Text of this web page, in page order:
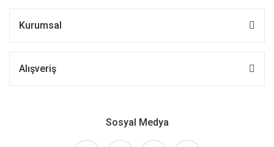
Kurumsal
Alışveriş
Sosyal Medya